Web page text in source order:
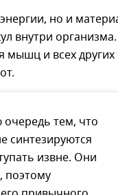
но и
внутри организма.
мышц и всех других
тем, что
синтезируются
извне. Они
поэтому